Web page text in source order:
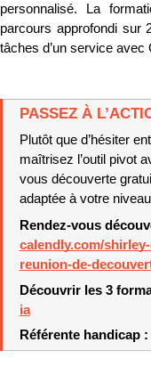
personnalisé. La
parcours approfondi sur
tâches d’un service avec
PASSEZ À
Plutôt que d’hésiter
maîtrisez l’outil pivot
vous découverte
adaptée à votre
calendly.com/
reunion-de-
Découvrir les 3
ia
Référente handicap :